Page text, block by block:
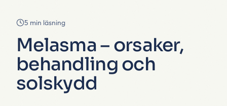
5 min läsning
Melasma – orsaker,
behandling och
solskydd